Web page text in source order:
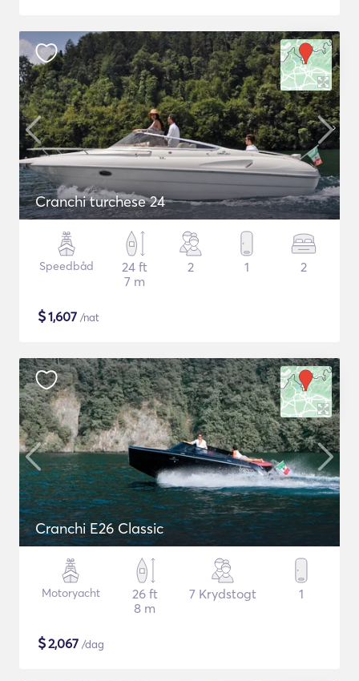
Cranchi turchese 24
Speedbåd
24 ft
7 m
2 1 2
$1,607 /nat
Cranchi E26 Classic
Motoryacht
26 ft
8 m
7 Krydstogt 1
$2,067 /dag